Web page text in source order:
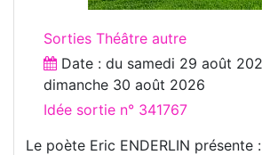
Sorties Théâtre autre
Date : du samedi 29 août
dimanche 30 août 2026
Idée sortie n° 341767
Le poète Eric ENDERLIN présente